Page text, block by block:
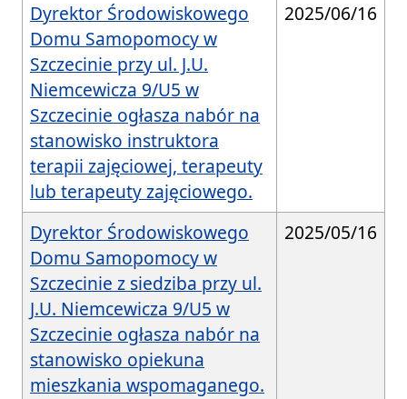
Dyrektor Środowiskowego
Domu Samopomocy w
Szczecinie przy ul. J.U.
Niemcewicza 9/U5 w
Szczecinie ogłasza nabór na
stanowisko instruktora
terapii zajęciowej, terapeuty
lub terapeuty zajęciowego.
2025/06/16
Dyrektor Środowiskowego
Domu Samopomocy w
Szczecinie z siedziba przy ul.
J.U. Niemcewicza 9/U5 w
Szczecinie ogłasza nabór na
stanowisko opiekuna
mieszkania wspomaganego.
2025/05/16